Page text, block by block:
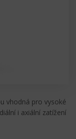
vhodná pro vysoké
i axiální zatížení